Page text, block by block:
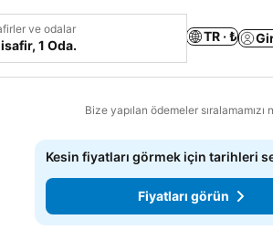
ve odalar
1 Oda.
TR · ₺
Bize yapılan ödemeler sıralamamızı
Favorilerime ekle
Kesin fiyatları görmek için tarihleri
Fiyatları görün